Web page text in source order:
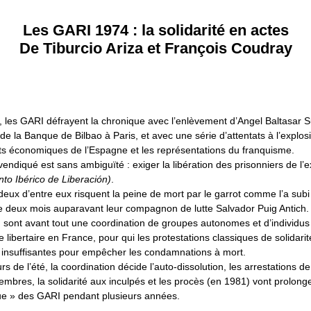
Les GARI 1974 : la solidarité en actes
De Tiburcio Ariza et François Coudray
les GARI défrayent la chronique avec l’enlèvement d’Angel Baltasar
la Banque de Bilbao à Paris, et avec une série d’attentats à
économiques de l’Espagne et les représentations du franquisme.
est sans ambiguïté : exiger la libération des prisonniers de
Ibérico de Liberación).
d’entre eux risquent la peine de mort par le garrot comme l’a
deux mois auparavant leur compagnon de lutte Salvador Puig Antich.
sont avant tout une coordination de groupes autonomes et
libertaire en France, pour qui les protestations classiques de
pour empêcher les condamnations à mort.
de l’été, la coordination décide l’auto-dissolution, les arrestations
la solidarité aux inculpés et les procès (en 1981) vont
» des GARI pendant plusieurs années.